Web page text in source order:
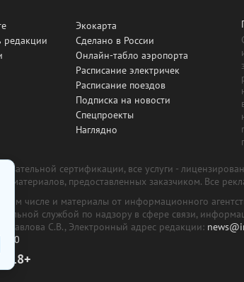
редакции
Экокарта
Сделано в России
Онлайн-табло аэропорта
Расписание электричек
Расписание поездов
Подписка на новости
Спецпроекты
Наглядно
сертификации, все услуги -
материалов, предоставленных заказчиком. Все
том числе и материалы от информационного
службой по надзору в сфере связи,
Павлова С.В., Электронный адрес редакции:
50
18+